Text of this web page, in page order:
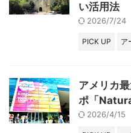
い活用法
2026/7/24
PICK UP ア
アメリカ
ポ「
2026/4/15